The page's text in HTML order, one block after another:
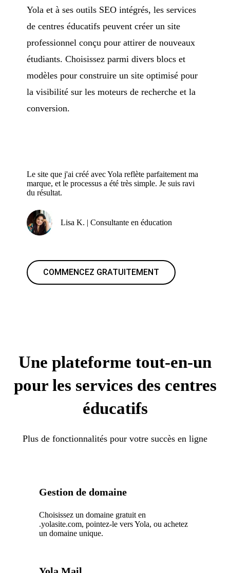
Yola et à ses outils SEO intégrés, les services
de centres éducatifs peuvent créer un site
professionnel conçu pour attirer de nouveaux
étudiants. Choisissez parmi divers blocs et
modèles pour construire un site optimisé pour
la visibilité sur les moteurs de recherche et la
conversion.
Le site que j'ai créé avec Yola reflète parfaitement ma
marque, et le processus a été très simple. Je suis ravi
du résultat.
Lisa K. | Consultante en éducation
COMMENCEZ GRATUITEMENT
Une plateforme tout-en-un
pour les services des centres
éducatifs
Plus de fonctionnalités pour votre succès en ligne
Gestion de domaine
Choisissez un domaine gratuit en
.yolasite.com, pointez-le vers Yola, ou achetez
un domaine unique.